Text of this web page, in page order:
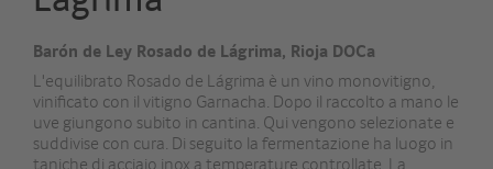
Barón de Ley Rosado de Lágrima, Rioja DOCa
L'equilibrato Rosado de Lágrima è un vino monovitigno,
vinificato con il vitigno Garnacha. Dopo il raccolto a mano le
uve giungono subito in cantina. Qui vengono selezionate e
suddivise con cura. Di seguito la fermentazione ha luogo in
taniche di acciaio inox a temperature controllate. La